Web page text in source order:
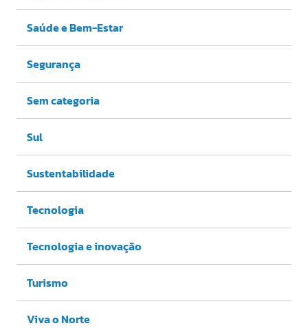
Saúde e Bem-Estar
Segurança
Sem categoria
Sul
Sustentabilidade
Tecnologia
Tecnologia e inovação
Turismo
Viva o Norte